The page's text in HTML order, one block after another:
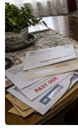
sufrir
Una
figuras
La apertura del
de talla mundial
inicio de la
estuvieronShakiray
la canción oficial